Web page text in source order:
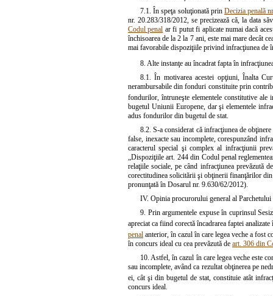
7.1. În speţa soluţionată prin Decizia penală
nr. 20.283/318/2012, se precizează că, la data
Codul penal ar fi putut fi aplicate numai dacă
închisoarea de la 2 la 7 ani, este mai mare decât
mai favorabile dispoziţiile privind infracţiunea de
8. Alte instanţe au încadrat fapta în
8.1. În motivarea acestei opţiuni, Înalta
nerambursabile din fonduri constituite prin
fondurilor, întruneşte elementele constitutive ale
bugetul Uniunii Europene, dar şi elementele
adus fondurilor din bugetul de stat.
8.2. S-a considerat că infracţiunea de
false, inexacte sau incomplete, corespunzând
caracterul special şi complex al infracţiunii
„Dispoziţiile art. 244 din Codul penal
relaţiile sociale, pe când infracţiunea prevăzută
corectitudinea solicitării şi obţinerii finanţărilor
pronunţată în Dosarul nr. 9.630/62/2012).
IV. Opinia procurorului general al Parchetului
9. Prin argumentele expuse în cuprinsul
apreciat ca fiind corectă încadrarea faptei
penal anterior, în cazul în care legea veche a fost
în concurs ideal cu cea prevăzută de art. 306 din
10. Astfel, în cazul în care legea veche este
sau incomplete, având ca rezultat obţinerea pe
ei, cât şi din bugetul de stat, constituie atât
concurs ideal.